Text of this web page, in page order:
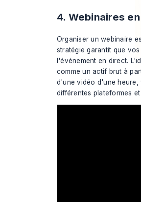
4. Webinaires
Organiser un webinaire
stratégie garantit que
l'événement en direct.
comme un actif brut à
d'une vidéo d'une
différentes plateformes